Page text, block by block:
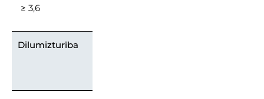
≥ 3,6
Dilumizturība